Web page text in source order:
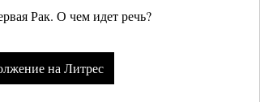
Рак. О чем идет речь?
на Литрес